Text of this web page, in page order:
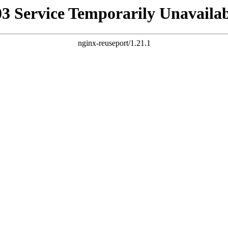
Service Temporarily
nginx-reuseport/1.21.1